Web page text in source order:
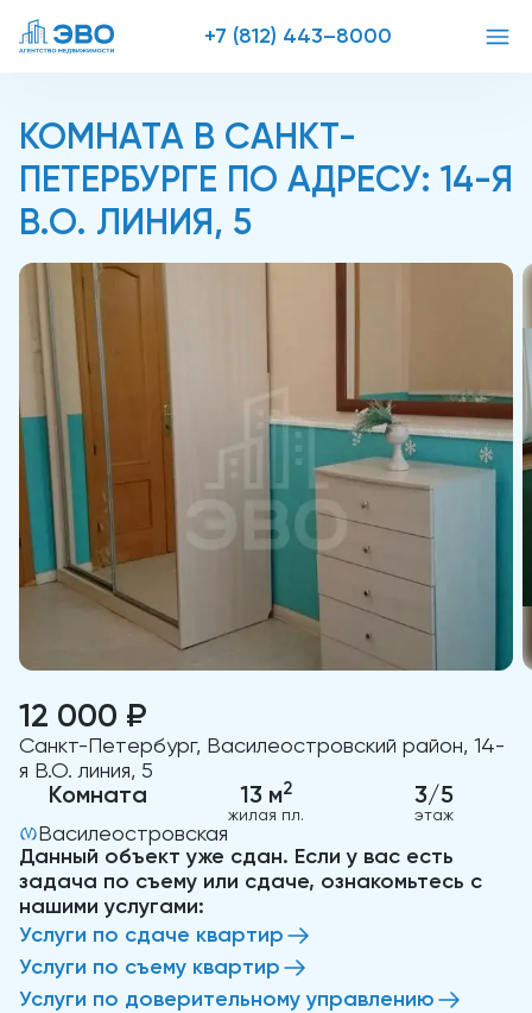
+7 (812) 443–8000
КОМНАТА В САНКТ-
ПЕТЕРБУРГЕ ПО АДРЕСУ: 14-Я
В.О. ЛИНИЯ, 5
12 000 ₽
Санкт-Петербург, Василеостровский район, 14-
я В.О. линия, 5
Комната 13 м2
жилая пл.
3/5
этаж
Василеостровская
Данный объект уже сдан. Если у вас есть
задача по съему или сдаче, ознакомьтесь с
нашими услугами:
Услуги по сдаче квартир
Услуги по съему квартир
Услуги по доверительному управлению